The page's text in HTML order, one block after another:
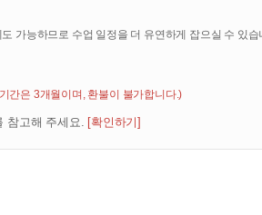
배송요청, 제휴사로부터의 제공, 생성정보 수집
다.
가능하므로 수업 일정을 더 유연하게 잡으실 수 있습
간은 3개월이며, 환불이 불가합니다.)
참고해 주세요. [확인하기]